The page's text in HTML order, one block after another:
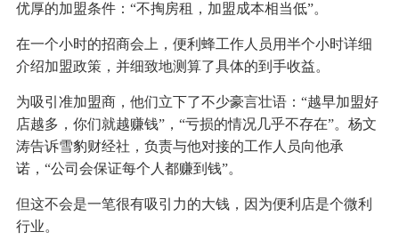
优厚的加盟条件：“不掏房租，加盟成本相当低”。
在一个小时的招商会上，便利蜂工作人员用半个小时详细
介绍加盟政策，并细致地测算了具体的到手收益。
为吸引准加盟商，他们立下了不少豪言壮语：“越早加盟好
店越多，你们就越赚钱”，“亏损的情况几乎不存在”。杨文
涛告诉雪豹财经社，负责与他对接的工作人员向他承
诺，“公司会保证每个人都赚到钱”。
但这不会是一笔很有吸引力的大钱，因为便利店是个微利
行业。